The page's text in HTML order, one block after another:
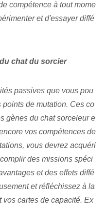
compétence à tout mome
et d'essayer diffé
chat du sorcier
passives que vous pou
de mutation. Ces co
gènes du chat sorceleur e
vos compétences de
vous devrez acquéri
des missions spéci
et des effets diffé
et réfléchissez à la
cartes de capacité. Ex